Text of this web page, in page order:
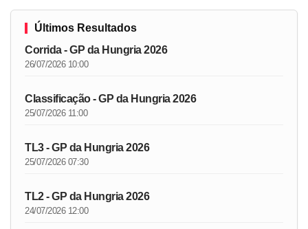
Últimos Resultados
Corrida - GP da Hungria 2026
26/07/2026 10:00
Classificação - GP da Hungria 2026
25/07/2026 11:00
TL3 - GP da Hungria 2026
25/07/2026 07:30
TL2 - GP da Hungria 2026
24/07/2026 12:00